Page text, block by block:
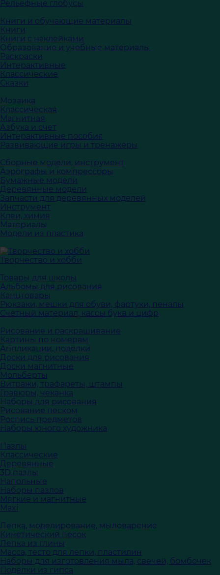
Рельефные глобусы
Книги и обучающие материалы
Книги
Книги с наклейками
Образование и учебные материалы
Раскраски
Интерактивные
Классические
Сказки
Мозаика
Классическая
Магнитная
Азбука и счет
Интерактивные пособия
Развивающие игры и тренажеры
Сборные модели, инструмент
Аэрографы и компрессоры
Бумажные модели
Деревянные модели
Запчасти для деревянных моделей
Инструмент
Клеи, химия
Материалы
Модели из пластика
Творчество и хобби
Товары для школы
Альбомы для рисования
Канцтовары
Рюкзаки, мешки для обуви, фартуки, пеналы
Счётный материал, кассы букв и цифр
Рисование и раскрашивание
Картины по номерам
Аппликации, поделки
Доски для рисования
Доски магнитные
Мольберты
Витражи, трафареты, штампы
Гравюры, чеканка
Наборы для рисования
Рисование песком
Роспись предметов
Наборы юного художника
Пазлы
Классические
Деревянные
3D пазлы
Напольные
Наборы пазлов
Мягкие и магнитные
Maxi
Лепка, моделирование, мыловарение
Кинетический песок
Лепка из глины
Масса, тесто для лепки, пластилин
Наборы для изготовления мыла, свечей, бомбочек
Поделки из гипса